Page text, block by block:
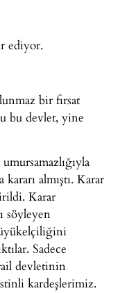
ediyor.
bir fırsat
bu devlet, yine
almıştı. Karar
Karar
söyleyen
Sadece
devletinin
kardeşlerimiz.